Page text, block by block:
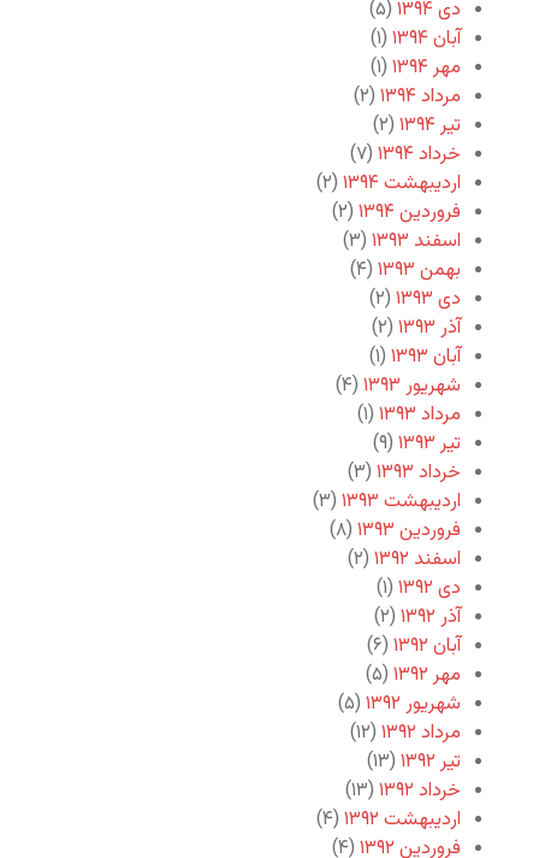
دی ۱۳۹۴
(۵)
آبان ۱۳۹۴
(۱)
مهر ۱۳۹۴
(۱)
مرداد ۱۳۹۴
(۲)
تیر ۱۳۹۴
(۲)
خرداد ۱۳۹۴
(۷)
اردیبهشت ۱۳۹۴
(۲)
فروردین ۱۳۹۴
(۲)
اسفند ۱۳۹۳
(۳)
بهمن ۱۳۹۳
(۴)
دی ۱۳۹۳
(۲)
آذر ۱۳۹۳
(۲)
آبان ۱۳۹۳
(۱)
شهریور ۱۳۹۳
(۴)
مرداد ۱۳۹۳
(۱)
تیر ۱۳۹۳
(۹)
خرداد ۱۳۹۳
(۳)
اردیبهشت ۱۳۹۳
(۳)
فروردین ۱۳۹۳
(۸)
اسفند ۱۳۹۲
(۲)
دی ۱۳۹۲
(۱)
آذر ۱۳۹۲
(۲)
آبان ۱۳۹۲
(۶)
مهر ۱۳۹۲
(۵)
شهریور ۱۳۹۲
(۵)
مرداد ۱۳۹۲
(۱۲)
تیر ۱۳۹۲
(۱۳)
خرداد ۱۳۹۲
(۱۳)
اردیبهشت ۱۳۹۲
(۴)
فروردین ۱۳۹۲
(۴)